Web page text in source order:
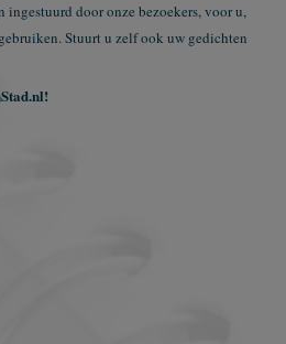
door onze bezoekers, voor u,
Stuurt u zelf ook uw gedichten